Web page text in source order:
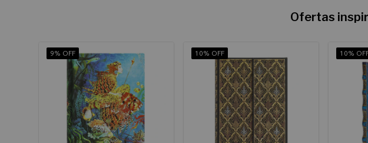
Ofertas
9% OFF 10% OFF 10%